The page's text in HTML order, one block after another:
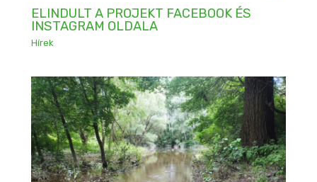
ELINDULT A PROJEKT FACEBOOK ÉS
INSTAGRAM OLDALA
Hírek